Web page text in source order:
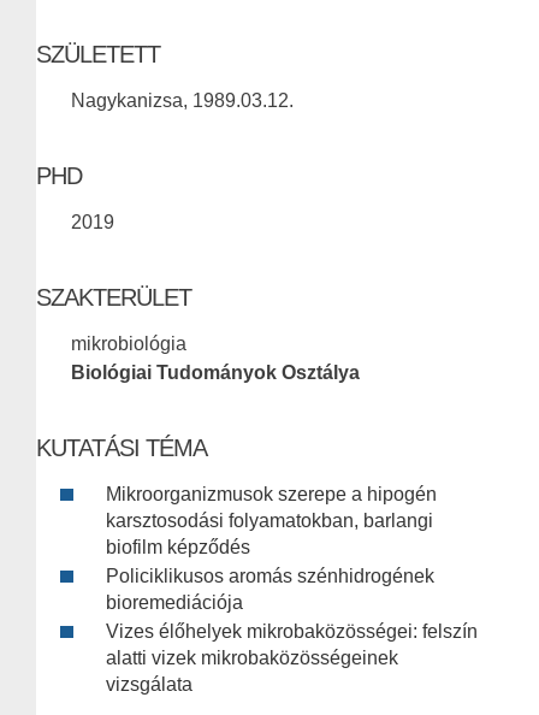
SZÜLETETT
Nagykanizsa, 1989.03.12.
PHD
2019
SZAKTERÜLET
mikrobiológia
Biológiai Tudományok Osztálya
KUTATÁSI TÉMA
Mikroorganizmusok szerepe a hipogén
karsztosodási folyamatokban, barlangi
biofilm képződés
Policiklikusos aromás szénhidrogének
bioremediációja
Vizes élőhelyek mikrobaközösségei: felszín
alatti vizek mikrobaközösségeinek
vizsgálata